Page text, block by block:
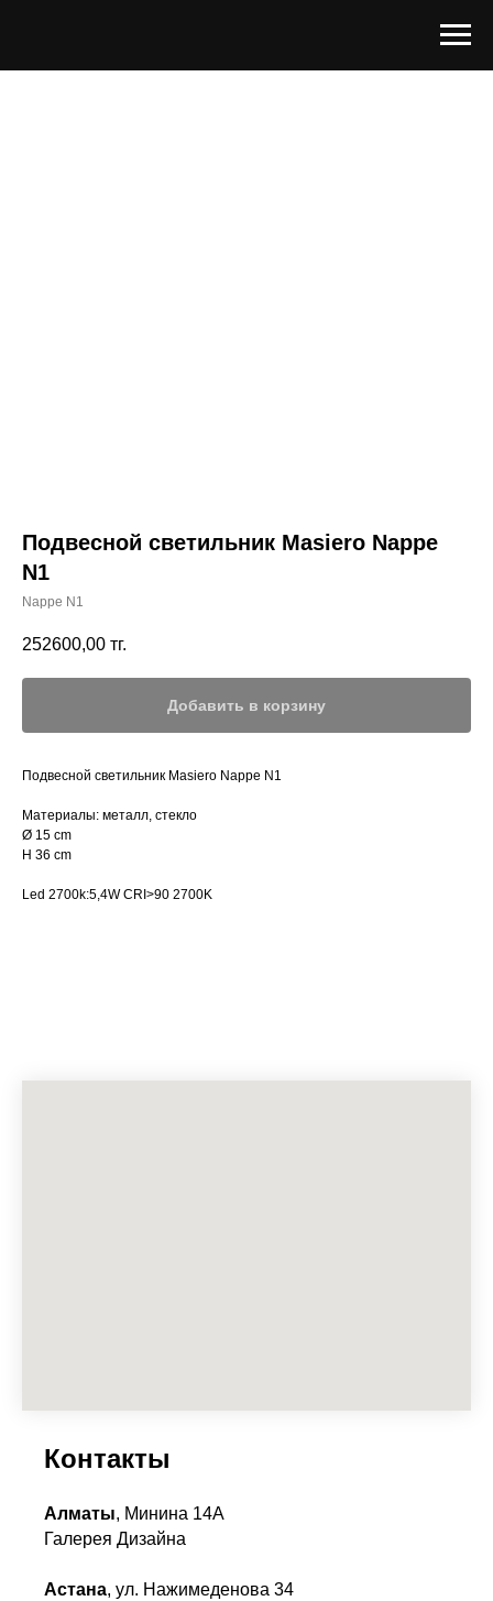
Подвесной светильник Masiero Nappe
N1
Nappe N1
252600,00 тг.
Добавить в корзину
Подвесной светильник Masiero Nappe N1
Материалы: металл, стекло
Ø 15 cm
H 36 cm
Led 2700k:5,4W CRI>90 2700K
Контакты
Алматы, Минина 14А
Галерея Дизайна
Астана, ул. Нажимеденова 34